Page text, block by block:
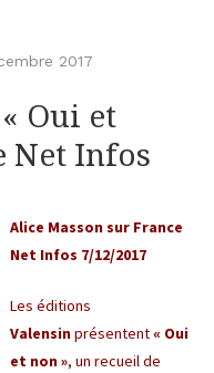
2017
Oui et
Net Infos
Alice Masson sur France
Net Infos 7/12/2017
Les éditions
Valensinprésentent « Oui
et non », un recueil de